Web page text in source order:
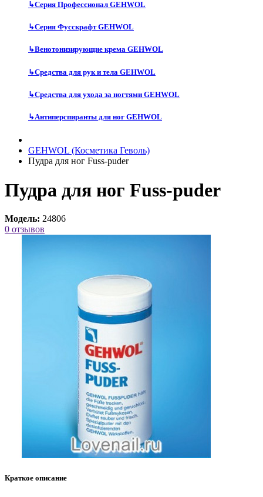
↳Серия Профессионал GEHWOL
↳Серия Фусскрафт GEHWOL
↳Венотонизирующие крема GEHWOL
↳Средства для рук и тела GEHWOL
↳Средства для ухода за ногтями GEHWOL
↳Антиперспиранты для ног GEHWOL
GEHWOL (Косметика Геволь)
Пудра для ног Fuss-puder
Пудра для ног Fuss-puder
Модель: 24806
0 отзывов
Краткое описание